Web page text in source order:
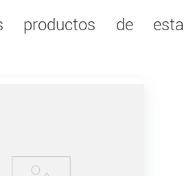
productos de esta